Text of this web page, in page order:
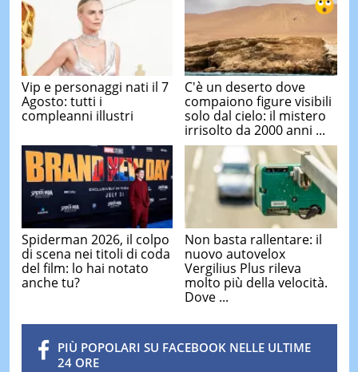
Vip e personaggi nati il 7
Agosto: tutti i
compleanni illustri
C'è un deserto dove
compaiono figure visibili
solo dal cielo: il mistero
irrisolto da 2000 anni ...
Spiderman 2026, il colpo
di scena nei titoli di coda
del film: lo hai notato
anche tu?
Non basta rallentare: il
nuovo autovelox
Vergilius Plus rileva
molto più della velocità.
Dove ...
PIÙ POPOLARI SU FACEBOOK NELLE ULTIME
24 ORE